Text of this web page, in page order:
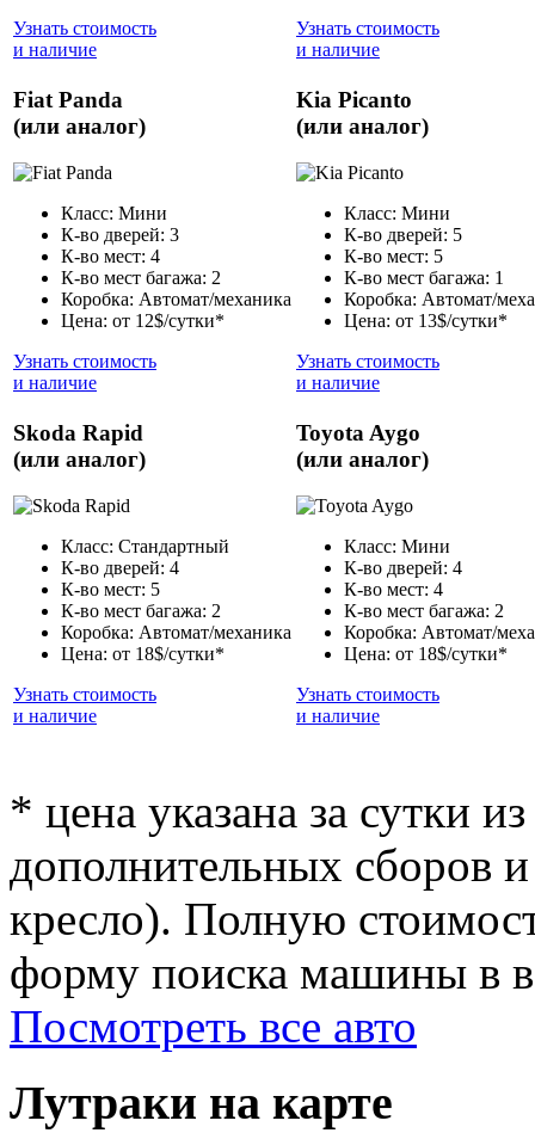
Узнать стоимость
и наличие
Узнать стоимость
и наличие
Fiat Panda
(или аналог)
Класс: Мини
К-во дверей: 3
К-во мест: 4
К-во мест багажа: 2
Коробка: Автомат/механика
Цена: от 12$/сутки*
Узнать стоимость
и наличие
Kia Picanto
(или аналог)
Класс: Мини
К-во дверей: 5
К-во мест: 5
К-во мест багажа: 1
Коробка: Автомат/
Цена: от 13$/сутки*
Узнать стоимость
и наличие
Skoda Rapid
(или аналог)
Класс: Стандартный
К-во дверей: 4
К-во мест: 5
К-во мест багажа: 2
Коробка: Автомат/механика
Цена: от 18$/сутки*
Узнать стоимость
и наличие
Toyota Aygo
(или аналог)
Класс: Мини
К-во дверей: 4
К-во мест: 4
К-во мест багажа: 2
Коробка: Автомат/
Цена: от 18$/сутки*
Узнать стоимость
и наличие
* цена указана за сутки
дополнительных сборов
кресло). Полную
форму поиска машины в
Посмотреть все авто
Лутраки на карте